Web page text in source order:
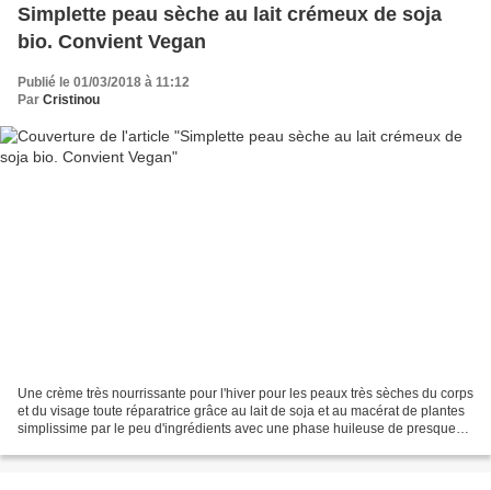
Simplette peau sèche au lait crémeux de soja
bio. Convient Vegan
Publié le 01/03/2018 à 11:12
Par Cristinou
Une crème très nourrissante pour l'hiver pour les peaux très sèches du corps
et du visage toute réparatrice grâce au lait de soja et au macérat de plantes
simplissime par le peu d'ingrédients avec une phase huileuse de presque